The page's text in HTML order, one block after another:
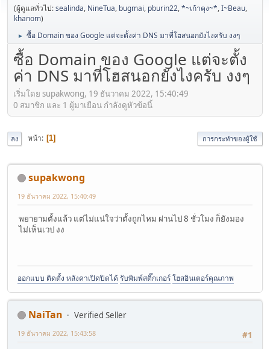
(ผู้ดูแลทั่วไป:sealinda, NineTua, bugmai, pburin22,*~เก้าคุง~*,I~Beau,
khanom)
► ซื้อ Domain ของ Google แต่จะตั้งค่า DNS มาที่โฮสนอกยังไงครับ งงๆ
ซื้อ Domain ของ Google แต่จะตั้ง
ค่า DNS มาที่โฮสนอกยังไงครับ งงๆ
เริ่มโดย supakwong, 19 ธันวาคม 2022, 15:40:49
0 สมาชิก และ 1 ผู้มาเยือน กำลังดูหัวข้อนี้
ลง หน้า 1 การกระทำของผู้ใช้
supakwong
19 ธันวาคม 2022, 15:40:49
พยายามตั้งแล้ว แต่ไม่แน่ใจว่าตั้งถูกไหม ผ่านไป 8 ชั่วโมง ก็ยังมอง
ไม่เห็นเวป งง
ออกแบบ ติดตั้ง หลังคาเปิดปิดได้ รับพิมพ์สติ๊กเกอร์โฮสอินเตอร์คุณภาพ
NaiTan
Verified Seller
#1
19 ธันวาคม 2022, 15:43:58